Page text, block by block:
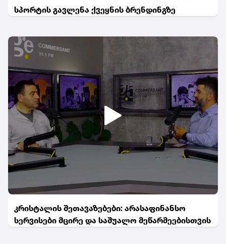
სპორტის გავლენა ქვეყნის ბრენდინგზე
კრისტალის შეთავაზებები: არასაფინანსო
სერვისები მცირე და საშუალო მეწარმეებისთვის